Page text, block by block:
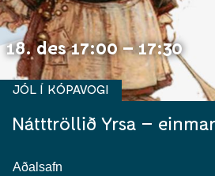
18. des 17:00 – 17:30
Nátttröllið Yrsa –
JÓL Í KÓPAVOGI
Aðalsafn